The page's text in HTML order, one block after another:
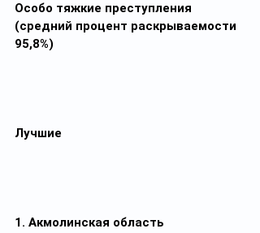
Особо тяжкие преступления
(средний процент раскрываемости
95,8%)
Лучшие
1. Акмолинская область